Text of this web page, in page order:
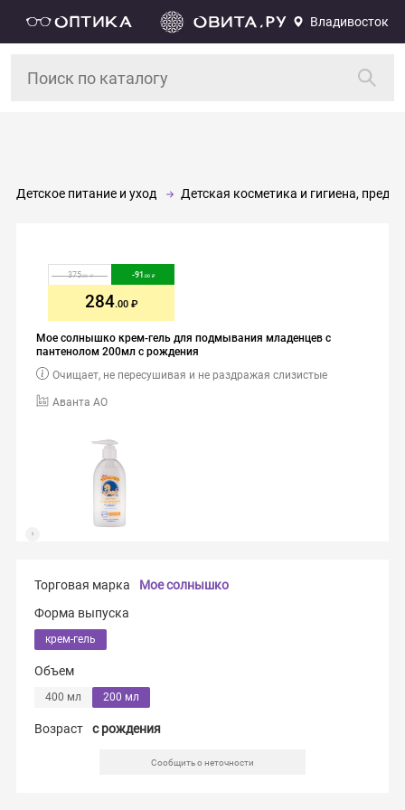
Владивосток
Детское питание и уход Детская косметика и гигиена,
Мое солнышко крем-гель для подмывания младенцев с
пантенолом 200мл с рождения
Аванта АО
Очищает, не пересушивая и не раздражая слизистые
375.00 -91 .00
284.00
Торговая марка
Мое солнышко
Форма выпуска
крем-гель
Объем
400 мл 200 мл
Возраст c рождения
Сообщить о неточности